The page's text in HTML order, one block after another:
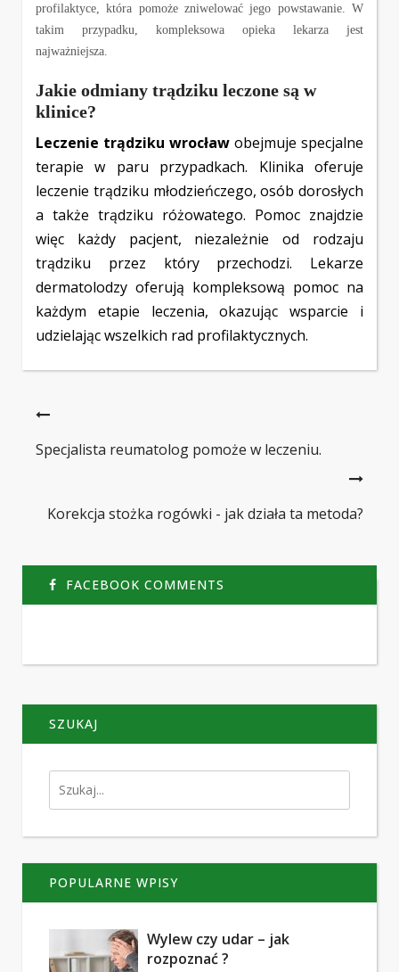
profilaktyce, która pomoże zniwelować jego powstawanie. W
takim przypadku, kompleksowa opieka lekarza jest
najważniejsza.
Jakie odmiany trądziku leczone są w
klinice?
Leczenie trądziku wrocław obejmuje specjalne
terapie w paru przypadkach. Klinika oferuje
leczenie trądziku młodzieńczego, osób dorosłych
a także trądziku różowatego. Pomoc znajdzie
więc każdy pacjent, niezależnie od rodzaju
trądziku przez który przechodzi. Lekarze
dermatolodzy oferują kompleksową pomoc na
każdym etapie leczenia, okazując wsparcie i
udzielając wszelkich rad profilaktycznych.
Specjalista reumatolog pomoże w leczeniu.
Korekcja stożka rogówki - jak działa ta metoda?
FACEBOOK COMMENTS
SZUKAJ
POPULARNE WPISY
Wylew czy udar – jak
rozpoznać ?